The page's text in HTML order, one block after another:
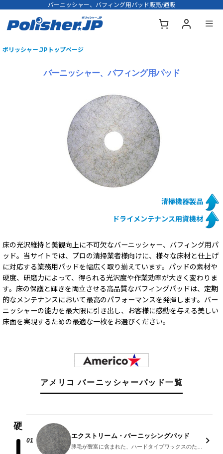
バーニッシャー、バフィング用パッド販売/通販
ポリッシャー.JPトップページ
バーニッシャー、バフィング用パッド
清掃機器製品
ドライメンテナンス用資機材
床の光沢維持と美観向上に不可欠なバーニッシャー、バフィング用パ
ッド。当サイトでは、プロの清掃業者様向けに、様々な床材と仕上げ
に対応する業務用パッドを幅広く取り揃えています。パッドの素材や
硬度、研磨力によって、得られる光沢度や作業効率が大きく変わりま
す。床の保護と輝きを両立させる高品質なバフィングパッドは、定期
的なメンテナンスにおいて最高のパフォーマンスを発揮します。バー
ニッシャーの能力を最大限に引き出し、お客様に感動を与える美しい
床面を実現するための最適な一枚をお選びください。
アメリコ バーニッシャーパッド一覧
硬
01
エクストリーム・バーニッシングパッド